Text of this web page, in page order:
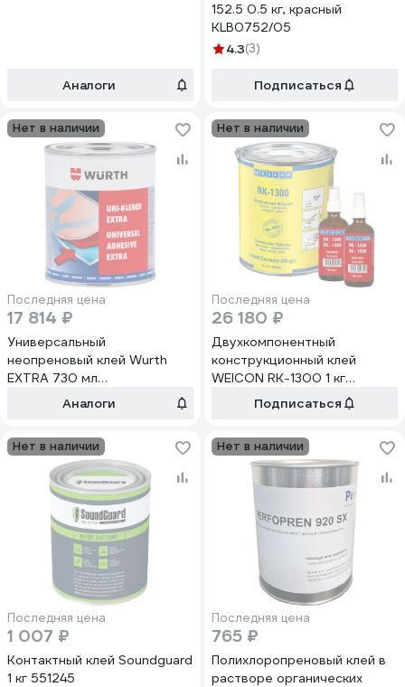
Аналоги
152.5 0.5 кг, красный
KLB0752/05
4.3(3)
Подписаться
Нет в наличии
Последняя цена
17 814 ₽
Универсальный
неопреновый клей Wurth
EXTRA 730 мл
0893100023053 12
Аналоги
Нет в наличии
Последняя цена
26 180 ₽
Двухкомпонентный
конструкционный клей
WEICON RK-1300 1 кг
wcn10560800
Подписаться
Нет в наличии
Последняя цена
1 007 ₽
Контактный клей Soundguard
1 кг 551245
Нет в наличии
Последняя цена
765 ₽
Полихлоропреновый клей в
растворе органических